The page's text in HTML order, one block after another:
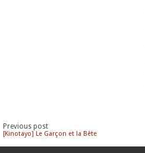
Previous post
[Kinotayo] Le Garçon et la Bête